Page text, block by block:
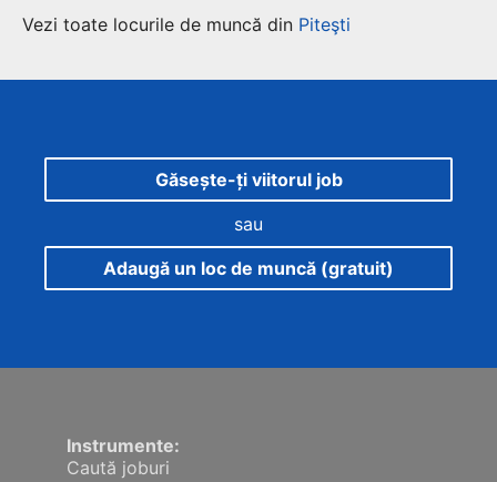
Vezi toate locurile de muncă din Piteşti
Găsește-ți viitorul job
sau
Adaugă un loc de muncă (gratuit)
Instrumente:
Caută joburi